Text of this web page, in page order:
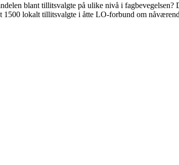
blant tillitsvalgte på ulike nivå i fagbevegelsen?
lokalt tillitsvalgte i åtte LO-forbund om